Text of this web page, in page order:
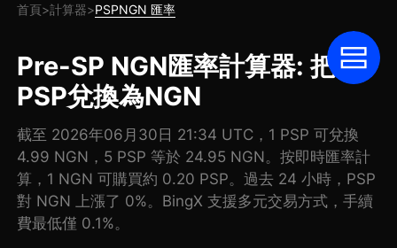
首頁>計算器>PSPNGN 匯率
Pre-SP NGN匯率計算器: 把
PSP兌換為NGN
截至 2026年06月30日 21:34 UTC，1 PSP 可兌換
4.99 NGN，5 PSP 等於 24.95 NGN。按即時匯率計
算，1 NGN 可購買約 0.20 PSP。過去 24 小時，PSP
對 NGN 上漲了 0%。BingX 支援多元交易方式，手續
費最低僅 0.1%。